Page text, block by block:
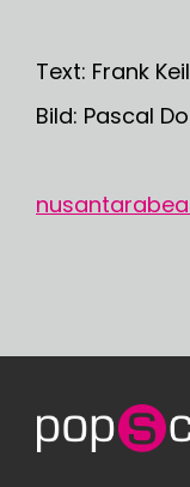
Text: Frank Keil
Bild: Pascal